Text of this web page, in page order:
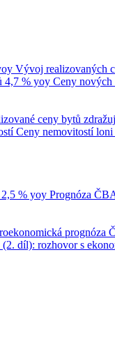
Vývoj realizovaných
4,7 % yoy Ceny nových
ceny bytů
Ceny nemovitostí
2,5 % yoy Prognóza
prognóza
díl): rozhovor s